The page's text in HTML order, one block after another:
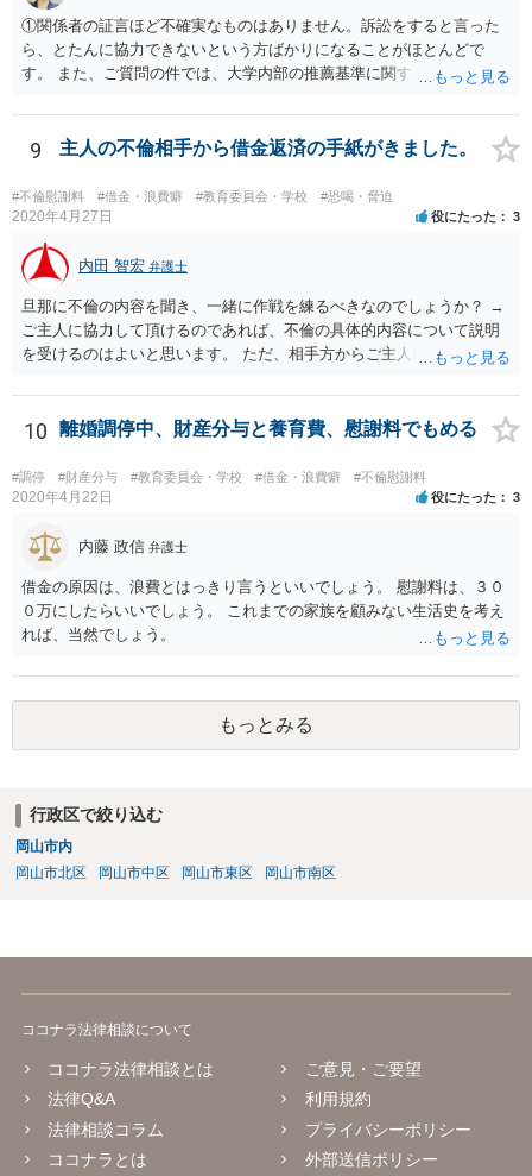
は、市や区、都道府県などの責任の範囲内にありますから、役所も相
談に応じなくてはなりません。
①関係者の証言ほど不確実なものはありません。訴訟をすると言った
ら、とたんに協力できないという方ばかりになることがほとんどで
す。 また、ご質問の件では、大学内部の推薦基準に関する資料とご相
しょう。 資料の開示制度があるかどうかを一度大学側に問い合わせて
みてはどうでしょうか。 個人で入手できるかどうかはこれにかかって
は依頼をして（受任してくれる弁護士がいるかどうかは別ですが）、
弁護士法23条の2に基づく照会をしてもらうという方法もあります。
②少額の慰謝料程度（数十万）であれば認められる可能性はあるかも
しれません。 ですが、推薦がある場合に必ずB社に採用されることが
保証されているのでなければ、給与差額分の賠償までは難しいと思い
ます。 ですので、お金をかけて訴訟をしても得るものが少ない可能性
は高いと思われます。 ただ、この点に関しては弁護士によって見解が
異なるかもしれません。
9 主人の不倫相手から借金返済の手紙がきました。
#不倫慰謝料 #借金・浪費癖 #教育委員会・学校 #恐喝・脅迫
2020年4月27日 役にたった 3
内田 智宏 弁護士
旦那に不倫の内容を聞き、一緒に作戦を練るべきなのでしょうか？ →
ご主人に協力して頂けるのであれば、不倫の具体的内容について説明
を受けるのはよいと思います。 ただ、相手方からご主人に対する貸金
式的には別問題ということにはなりますので、この点はご注意くださ
い。 どんな手を使ってでもとりあえずお金を用立てて振り込みをする
求と、質問者様の相手方に対する不貞慰謝料請求は、形式的には別問
題です。質問者様の請求が認められるからといって相手方の請求が否
ともいえますので、相手方に対し両問題の統一的な解決を持ち掛けて
でしょうか。 →相手方の態度が刑法に触れるようなもの（住居侵入や
脅迫等に該当し得るもの）であった場合は、事前に警察に連絡してお
くなどの対応が考えられます。
10 離婚調停中、財産分与と養育費、慰謝料でもめる
#調停 #財産分与 #教育委員会・学校 #借金・浪費癖 #不倫慰謝料
2020年4月22日 役にたった 3
内藤 政信 弁護士
借金の原因は、浪費とはっきり言うといいでしょう。 慰謝料は、３０
０万にしたらいいでしょう。 これまでの家族を顧みない生活史を考え
れば、当然でしょう。
もっとみる
行政区で絞り込む
岡山市内
岡山市北区
岡山市中区 岡山市東区 岡山市南区
ココナラ法律相談について
ココナラ法律相談とは
法律Q&A
法律相談コラム
ココナラとは
ご意見・ご要望
利用規約
プライバシーポリシー
外部送信ポリシー